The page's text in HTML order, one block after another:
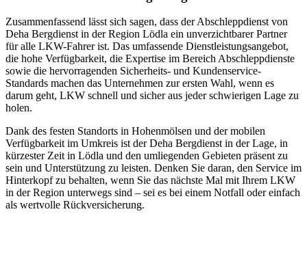
Zusammenfassend lässt sich sagen, dass der Abschleppdienst von
Deha Bergdienst in der Region Lödla ein unverzichtbarer Partner
für alle LKW-Fahrer ist. Das umfassende Dienstleistungsangebot,
die hohe Verfügbarkeit, die Expertise im Bereich Abschleppdienste
sowie die hervorragenden Sicherheits- und Kundenservice-
Standards machen das Unternehmen zur ersten Wahl, wenn es
darum geht, LKW schnell und sicher aus jeder schwierigen Lage zu
holen.
Dank des festen Standorts in Hohenmölsen und der mobilen
Verfügbarkeit im Umkreis ist der Deha Bergdienst in der Lage, in
kürzester Zeit in Lödla und den umliegenden Gebieten präsent zu
sein und Unterstützung zu leisten. Denken Sie daran, den Service im
Hinterkopf zu behalten, wenn Sie das nächste Mal mit Ihrem LKW
in der Region unterwegs sind – sei es bei einem Notfall oder einfach
als wertvolle Rückversicherung.